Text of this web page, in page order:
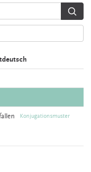
Konjugationsmuster